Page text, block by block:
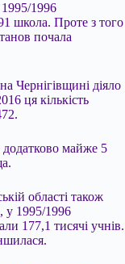
1996
школа. Проте з того
почала
Чернігівщині діяло
ця кількість
додатково майже 5
області також
у 1995/1996
177,1 тисячі учнів.